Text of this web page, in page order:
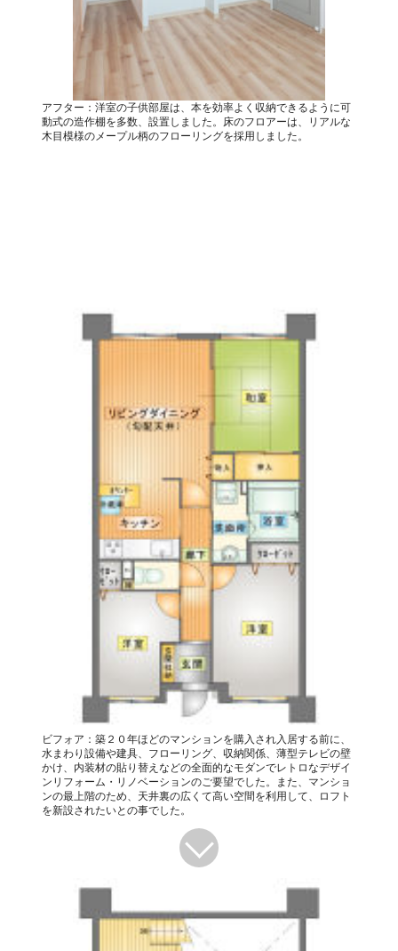
アフター：洋室の子供部屋は、本を効率よく収納できるように可
動式の造作棚を多数、設置しました。床のフロアーは、リアルな
木目模様のメープル柄のフローリングを採用しました。
ビフォア：築２０年ほどのマンションを購入され入居する前に、
水まわり設備や建具、フローリング、収納関係、薄型テレビの壁
かけ、内装材の貼り替えなどの全面的なモダンでレトロなデザイ
ンリフォーム・リノベーションのご要望でした。また、マンショ
ンの最上階のため、天井裏の広くて高い空間を利用して、ロフト
を新設されたいとの事でした。